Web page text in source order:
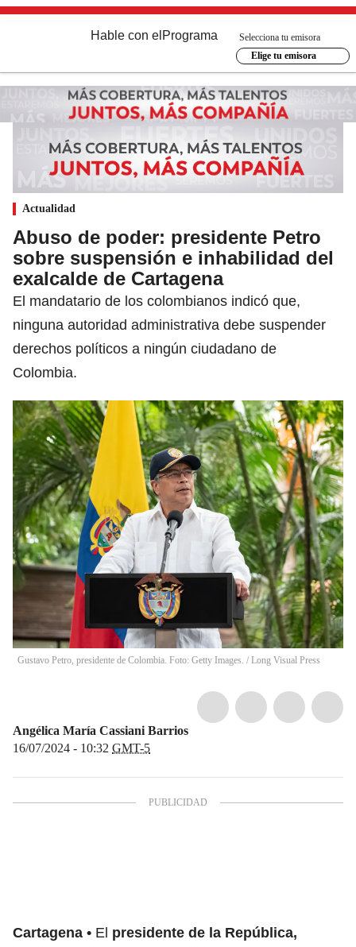
Hable con el Programa
Selecciona tu emisora
Elige tu emisora
Actualidad
Abuso de poder: presidente Petro
sobre suspensión e inhabilidad del
exalcalde de Cartagena
El mandatario de los colombianos indicó que,
ninguna autoridad administrativa debe suspender
derechos políticos a ningún ciudadano de
Colombia.
Gustavo Petro, presidente de Colombia. Foto: Getty Images. / Long Visual Press
Angélica María Cassiani Barrios
16/07/2024 - 10:32 GMT-5
Cartagena El presidente de la República,